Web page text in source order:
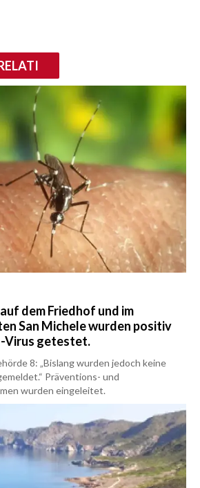
dem Friedhof und im
San Michele wurden positiv
Virus getestet.
8: „Bislang wurden jedoch keine
Präventions- und
wurden eingeleitet.